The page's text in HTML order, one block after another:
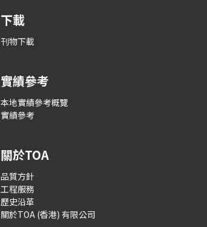
下載
刊物下載
實績參考
本地實績參考概覽
實績參考
關於TOA
品質方針
工程服務
歷史沿革
關於TOA (香港) 有限公司